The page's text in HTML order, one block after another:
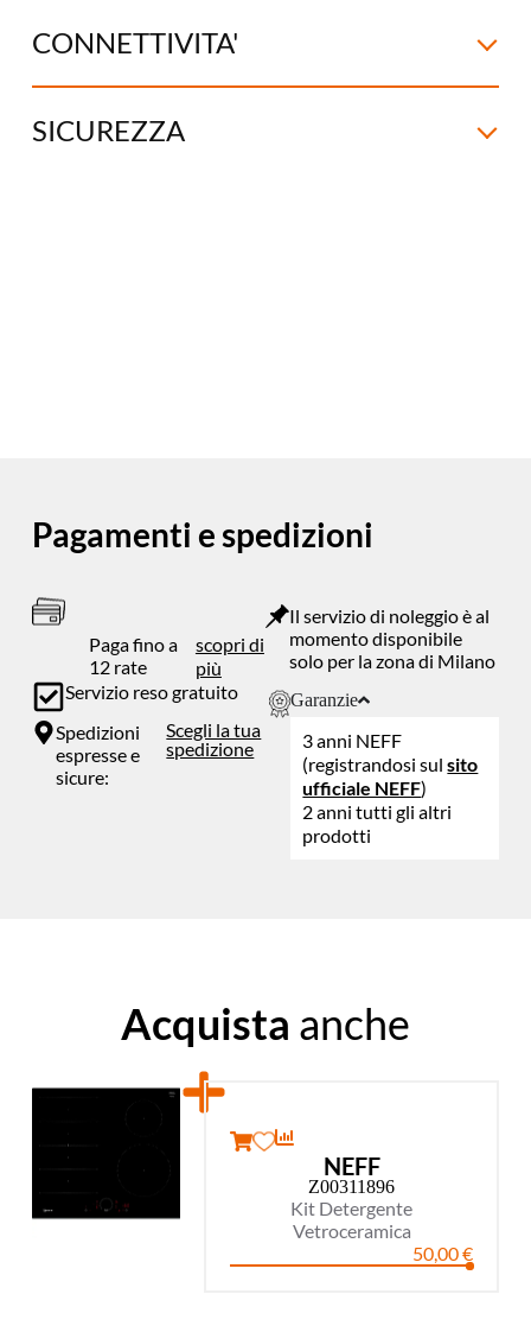
CONNETTIVITA'
SICUREZZA
Pagamenti e spedizioni
Paga fino a
12 rate
scopri di
più
Servizio reso gratuito
Spedizioni
espresse e
sicure:
Scegli la tua
spedizione
Il servizio di noleggio è al
momento disponibile
solo per la zona di Milano
Garanzie
3 anni NEFF
(registrandosi sulsito
ufficiale NEFF)
2 anni tutti gli altri
prodotti
Acquista anche
NEFF
Z00311896
Kit Detergente
Vetroceramica
50,00€